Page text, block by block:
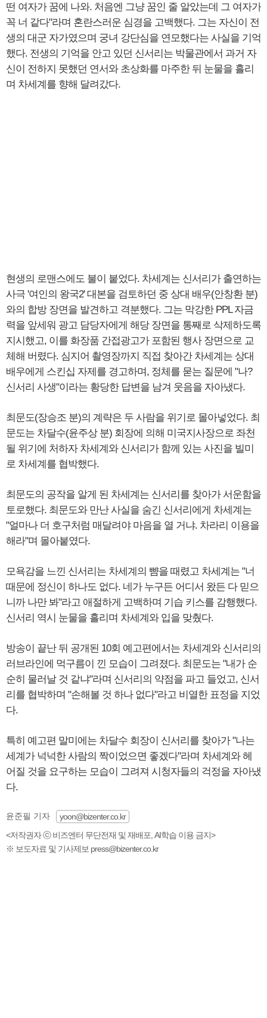
떤 여자가 꿈에 나와. 처음엔 그냥 꿈인 줄 알았는데 그 여자가
꼭 너 같다"라며 혼란스러운 심경을 고백했다. 그는 자신이 전
생의 대군 자가였으며 궁녀 강단심을 연모했다는 사실을 기억
했다. 전생의 기억을 안고 있던 신서리는 박물관에서 과거 자
신이 전하지 못했던 연서와 초상화를 마주한 뒤 눈물을 흘리
며 차세계를 향해 달려갔다.
현생의 로맨스에도 불이 붙었다. 차세계는 신서리가 출연하는
사극 '여인의 왕국2' 대본을 검토하던 중 상대 배우(안창환 분)
와의 합방 장면을 발견하고 격분했다. 그는 막강한 PPL 자금
력을 앞세워 광고 담당자에게 해당 장면을 통째로 삭제하도록
지시했고, 이를 화장품 간접광고가 포함된 행사 장면으로 교
체해 버렸다. 심지어 촬영장까지 직접 찾아간 차세계는 상대
배우에게 스킨십 자제를 경고하며, 정체를 묻는 질문에 "나?
신서리 사생"이라는 황당한 답변을 남겨 웃음을 자아냈다.
최문도(장승조 분)의 계략은 두 사람을 위기로 몰아넣었다. 최
문도는 차달수(윤주상 분) 회장에 의해 미국지사장으로 좌천
될 위기에 처하자 차세계와 신서리가 함께 있는 사진을 빌미
로 차세계를 협박했다.
최문도의 공작을 알게 된 차세계는 신서리를 찾아가 서운함을
토로했다. 최문도와 만난 사실을 숨긴 신서리에게 차세계는
"얼마나 더 호구처럼 매달려야 마음을 열 거냐. 차라리 이용을
해라"며 몰아붙였다.
모욕감을 느낀 신서리는 차세계의 뺨을 때렸고 차세계는 "너
때문에 정신이 하나도 없다. 네가 누구든 어디서 왔든 다 믿으
니까 나만 봐"라고 애절하게 고백하며 기습 키스를 감행했다.
신서리 역시 눈물을 흘리며 차세계와 입을 맞췄다.
방송이 끝난 뒤 공개된 10회 예고편에서는 차세계와 신서리의
러브라인에 먹구름이 낀 모습이 그려졌다. 최문도는 "내가 순
순히 물러날 것 같냐"라며 신서리의 약점을 파고 들었고, 신서
리를 협박하며 "손해볼 것 하나 없다"라고 비열한 표정을 지었
다.
특히 예고편 말미에는 차달수 회장이 신서리를 찾아가 "나는
세계가 넉넉한 사람의 짝이었으면 좋겠다"라며 차세계와 헤
어질 것을 요구하는 모습이 그려져 시청자들의 걱정을 자아냈
다.
윤준필 기자
yoon@bizenter.co.kr
<저작권자 ⓒ 비즈엔터 무단전재 및 재배포, AI학습 이용 금지>
※ 보도자료 및 기사제보 press@bizenter.co.kr